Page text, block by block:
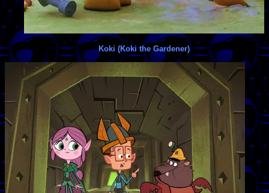
Koki (Koki the Gardener)